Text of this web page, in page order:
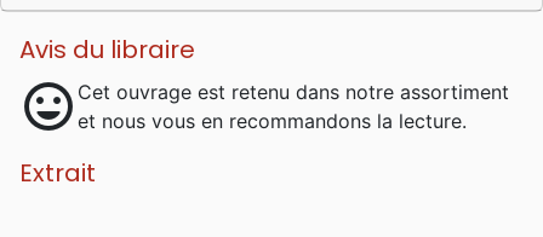
Avis du libraire
mood Cet ouvrage est retenu dans notre assortiment
et nous vous en recommandons la lecture.
Extrait